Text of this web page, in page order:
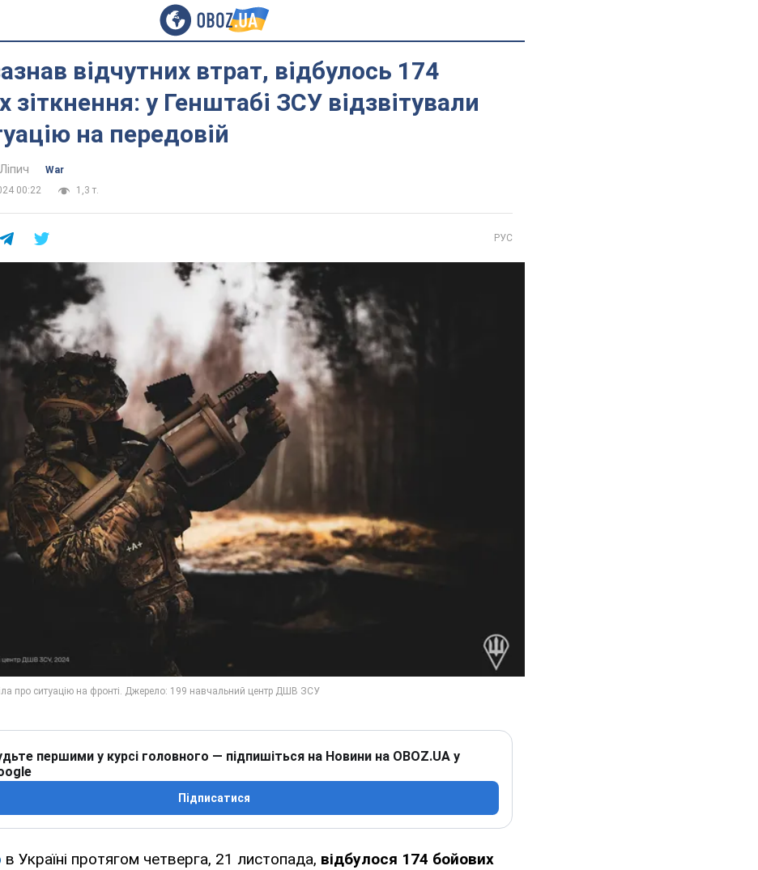
відчутних втрат, відбулось 174
зіткнення: у Генштабі ЗСУ відзвітували
на передовій
War
00:22
1,3 т.
РУС
першими у курсі головного — підпишіться на Новини на OBOZ.UA у
Підписатися
в Україні протягом четверга, 21 листопада, відбулося 174 бойових